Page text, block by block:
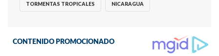
TORMENTAS TROPICALES NICARAGUA